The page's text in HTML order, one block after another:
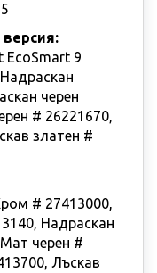
EcoSmart 9
черен
# 26221670,
златен #
# 27413000,
Надраскан
черен #
Лъскав